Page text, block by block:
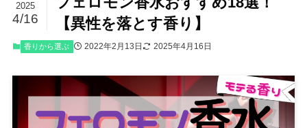
【異性を落とす香り】
2025
4/16
香りから選ぶ 2022年2月13日 2025年4月16日